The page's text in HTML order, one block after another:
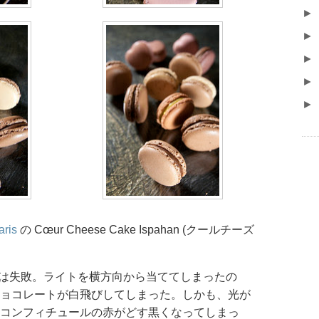
の Cœur Cheese Cake Ispahan (クールチーズ
失敗。ライトを横方向から当ててしまったの
コレートが白飛びしてしまった。しかも、光が
ンフィチュールの赤がどす黒くなってしまっ
►
►
►
►
►